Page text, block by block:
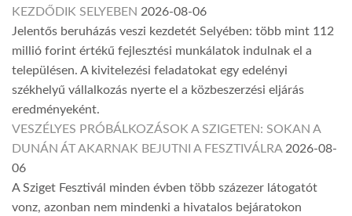
KEZDŐDIK SELYEBEN 2026-08-06
Jelentős beruházás veszi kezdetét Selyében: több mint 112
millió forint értékű fejlesztési munkálatok indulnak el a
településen. A kivitelezési feladatokat egy edelényi
székhelyű vállalkozás nyerte el a közbeszerzési eljárás
eredményeként.
VESZÉLYES PRÓBÁLKOZÁSOK A SZIGETEN: SOKAN A
DUNÁN ÁT AKARNAK BEJUTNI A FESZTIVÁLRA 2026-08-
06
A Sziget Fesztivál minden évben több százezer látogatót
vonz, azonban nem mindenki a hivatalos bejáratokon